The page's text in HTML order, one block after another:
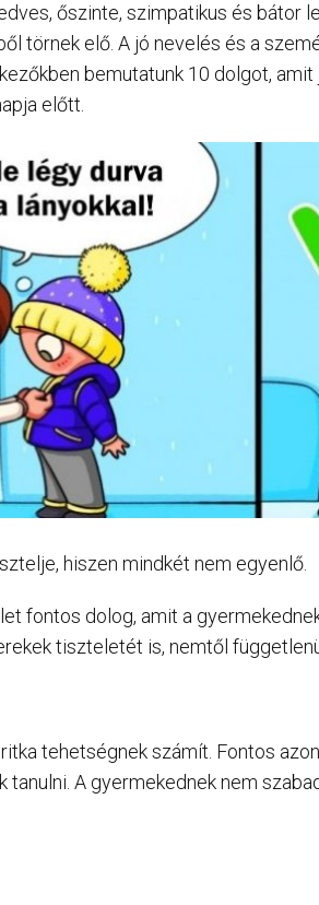
őszinte, szimpatikus és bátor
törnek elő. A jó nevelés és a
bemutatunk 10 dolgot, amit
előtt.
hiszen mindkét nem egyenlő.
fontos dolog, amit a
tiszteletét is, nemtől
tehetségnek számít. Fontos
tanulni. A gyermekednek nem